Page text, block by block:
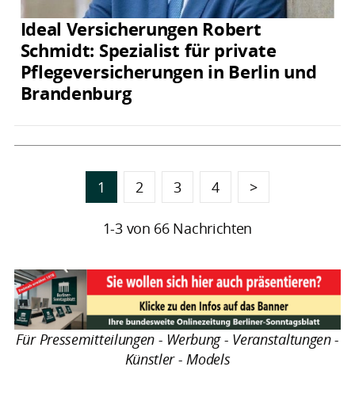
Ideal Versicherungen Robert
Schmidt: Spezialist für private
Pflegeversicherungen in Berlin und
Brandenburg
1 2 3 4 >
1-3 von 66 Nachrichten
Für Pressemitteilungen - Werbung - Veranstaltungen -
Künstler - Models